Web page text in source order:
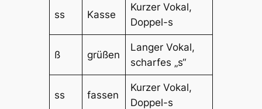
ss Kasse
Kurzer Vokal,
Doppel-s
ß grüßen
Langer Vokal,
scharfes „s“
ss fassen
Kurzer Vokal,
Doppel-s